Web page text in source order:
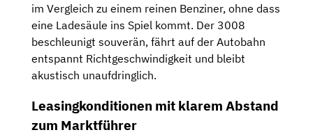
im Vergleich zu einem reinen Benziner, ohne dass
eine Ladesäule ins Spiel kommt. Der 3008
beschleunigt souverän, fährt auf der Autobahn
entspannt Richtgeschwindigkeit und bleibt
akustisch unaufdringlich.
Leasingkonditionen mit klarem Abstand
zum Marktführer